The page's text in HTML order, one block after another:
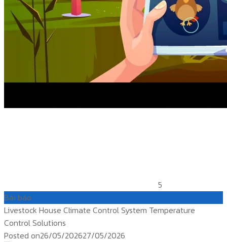
5
Bài báo
Livestock House Climate Control System Temperature
Control Solutions
Posted on26/05/202627/05/2026